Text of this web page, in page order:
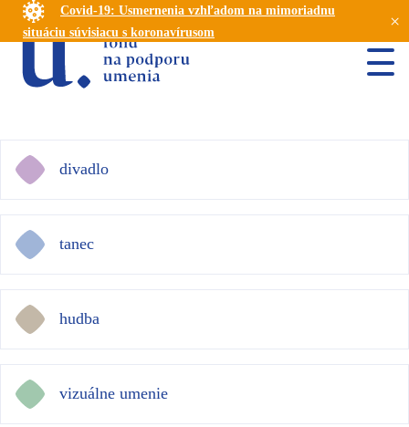
Covid-19: Usmernenia vzhľadom na mimoriadnu
situáciu súvisiacu s koronavírusom
×
divadlo
tanec
hudba
vizuálne umenie